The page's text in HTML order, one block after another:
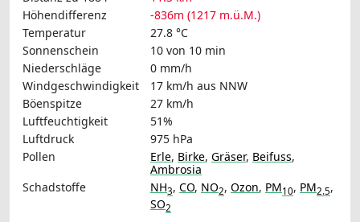
Höhendifferenz
-836m (1217 m.ü.M.)
Temperatur
27.8 °C
Sonnenschein
10 von 10 min
Niederschläge
0 mm/h
Windgeschwindigkeit
17 km/h aus NNW
Böenspitze
27 km/h
Luftfeuchtigkeit
51%
Luftdruck
975 hPa
Pollen
Erle, Birke, Gräser, Beifuss,
Ambrosia
Schadstoffe
NH3, CO, NO2, Ozon, PM10, PM2.5,
SO2